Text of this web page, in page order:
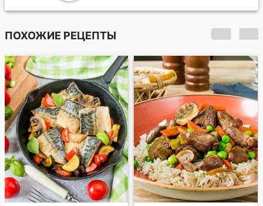
ПОХОЖИЕ РЕЦЕПТЫ
Куриные сердечки в
соусе терияки